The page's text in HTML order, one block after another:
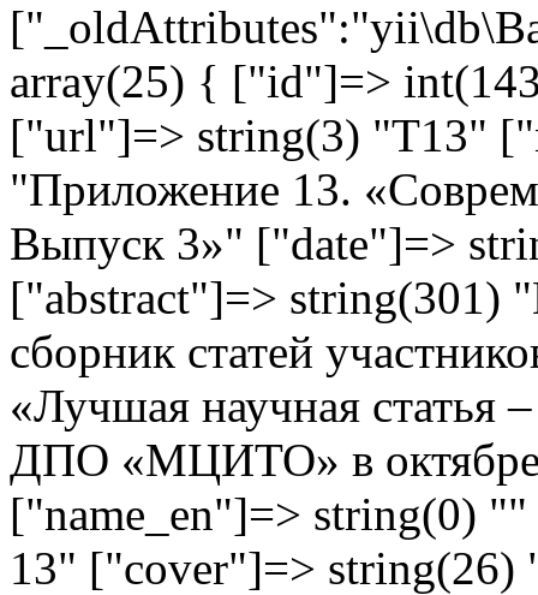
array(25) { ["id"]=>
["url"]=> string(3) "T13"
"Приложение 13.
Выпуск 3»" ["date"]=>
["abstract"]=> string(301)
сборник статей
«Лучшая научная статья
ДПО «МЦИТО» в октябре
["name_en"]=> string(0)
13" ["cover"]=> string(26)